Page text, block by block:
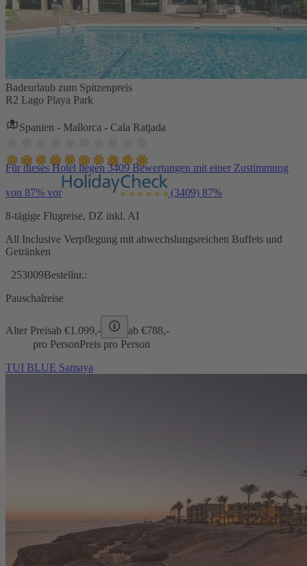
Badeurlaub zum Spitzenpreis
R2 Lago Playa Park
Spanien - Mallorca - Cala Ratjada
Für dieses Hotel liegen 3409 Bewertungen mit einer Zustimmung
von 87% vor (3409) 87%
8-tägige Flugreise, DZ inkl. AI
All Inclusive Verpflegung mit abwechslungsreichen Buffets und
Getränken
253009Bestellnr.:
Pauschalreise
Alter Preisab €1.099,- ab €788,-
pro PersonPreis pro Person
TUI BLUE Samaya